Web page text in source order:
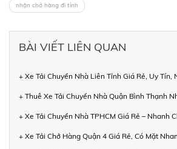
nhận chở hàng đi tỉnh
BÀI VIẾT LIÊN QUAN
+ Xe Tải Chuyển Nhà Liên Tỉnh Giá Rẻ, Uy Tín,
+ Thuê Xe Tải Chuyển Nhà Quận Bình Thạnh
+ Xe Tải Chuyển Nhà TPHCM Giá Rẻ – Nhanh
+ Xe Tải Chở Hàng Quận 4 Giá Rẻ, Có Mặt